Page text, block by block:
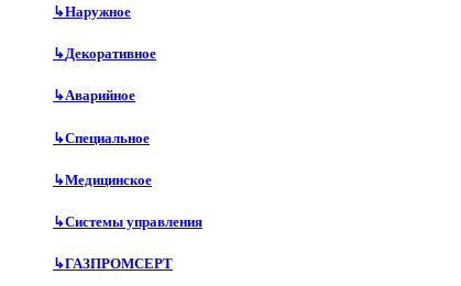
↳Наружное
↳Декоративное
↳Аварийное
↳Специальное
↳Медицинское
↳Системы управления
↳ГАЗПРОМСЕРТ